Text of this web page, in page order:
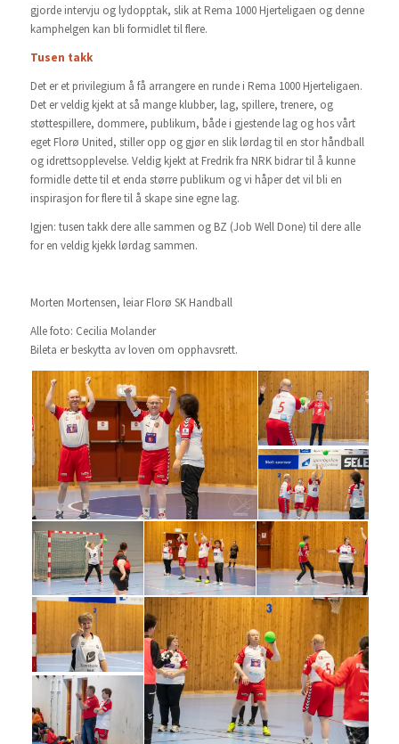
gjorde intervju og lydopptak, slik at Rema 1000 Hjerteligaen og denne
kamphelgen kan bli formidlet til flere.
Tusen takk
Det er et privilegium å få arrangere en runde i Rema 1000 Hjerteligaen.
Det er veldig kjekt at så mange klubber, lag, spillere, trenere, og
støttespillere, dommere, publikum, både i gjestende lag og hos vårt
eget Florø United, stiller opp og gjør en slik lørdag til en stor håndball
og idrettsopplevelse. Veldig kjekt at Fredrik fra NRK bidrar til å kunne
formidle dette til et enda større publikum og vi håper det vil bli en
inspirasjon for flere til å skape sine egne lag.
Igjen: tusen takk dere alle sammen og BZ (Job Well Done) til dere alle
for en veldig kjekk lørdag sammen.
Morten Mortensen, leiar Florø SK Handball
Alle foto: Cecilia Molander
Bileta er beskytta av loven om opphavsrett.